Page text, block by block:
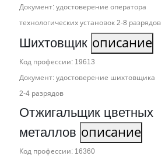
Документ: удостоверение оператора
технологических установок 2‑8 разрядов
Шихтовщик описание
Код профессии: 19613
Документ: удостоверение шихтовщика
2‑4 разрядов
Отжигальщик цветных
металлов описание
Код профессии: 16360